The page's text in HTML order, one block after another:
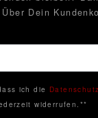
Dein
ich die
widerrufen.**